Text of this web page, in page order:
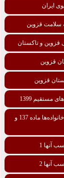
سلامت قزوین
قزوین و تاکستان
قزوین
قزوین
معافیت مالیاتی درمانی افراد و خانواده‌ها ماده 137 و
آنها 1
آنها 2